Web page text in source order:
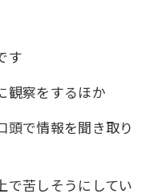
す
観察をするほか
頭で情報を聞き取り
で苦しそうにしてい